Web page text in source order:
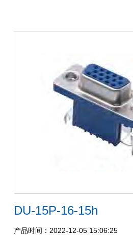
DU-15P-16-15h
产品时间：2022-12-05 15:06:25